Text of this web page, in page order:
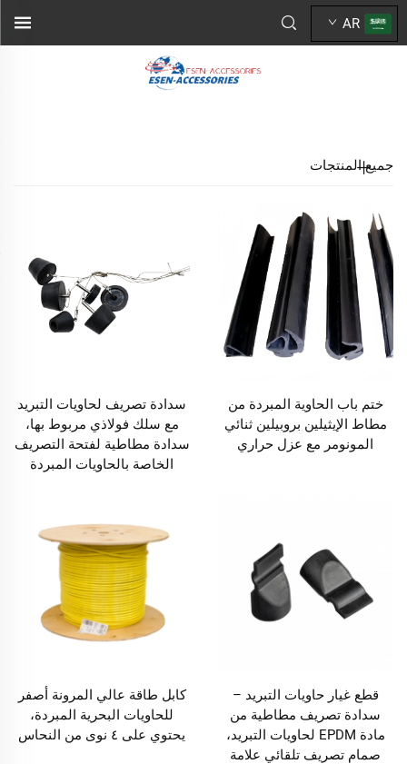
AR
جميع المنتجات
ختم باب الحاوية المبردة من
مطاط الإيثيلين بروبيلين ثنائي
المونومر مع عزل حراري
سدادة تصريف لحاويات التبريد
مع سلك فولاذي مربوط بها،
سدادة مطاطية لفتحة التصريف
الخاصة بالحاويات المبردة
قطع غيار حاويات التبريد –
سدادة تصريف مطاطية من
مادة EPDM لحاويات التبريد،
صمام تصريف تلقائي علامة
كابل طاقة عالي المرونة أصفر
للحاويات البحرية المبردة،
يحتوي على ٤ نوى من النحاس